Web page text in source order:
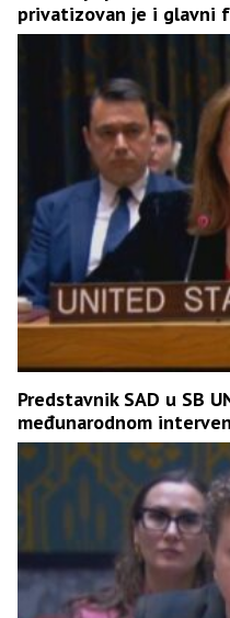
privatizovan je i glavni
Predstavnik SAD u SB
međunarodnom